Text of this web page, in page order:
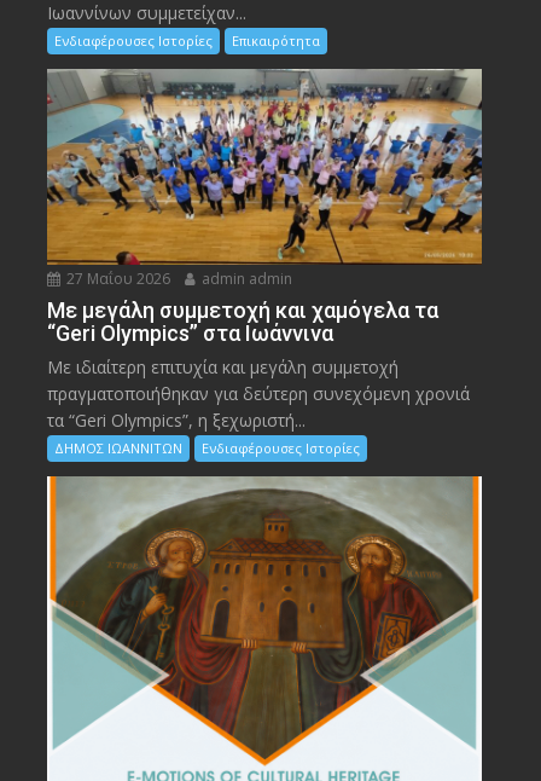
Ιωαννίνων συμμετείχαν...
Ενδιαφέρουσες Ιστορίες Επικαιρότητα
27 Μαΐου 2026 admin admin
Με μεγάλη συμμετοχή και χαμόγελα τα
“Geri Olympics” στα Ιωάννινα
Με ιδιαίτερη επιτυχία και μεγάλη συμμετοχή
πραγματοποιήθηκαν για δεύτερη συνεχόμενη χρονιά
τα “Geri Olympics”, η ξεχωριστή...
ΔΗΜΟΣ ΙΩΑΝΝΙΤΩΝ Ενδιαφέρουσες Ιστορίες